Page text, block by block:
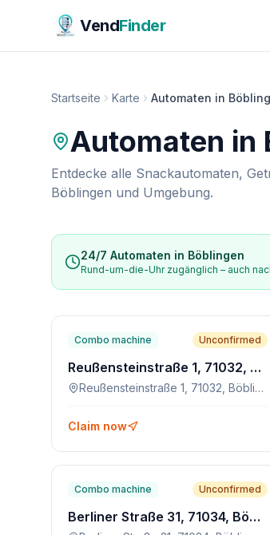
VendFinder
Startseite Karte Automaten in
Automaten in
Entdecke alle Snackautomaten,
Böblingen und Umgebung.
24/7 Automaten in Böblingen
Rund-um-die-Uhr zugänglich – auch
Combo machine Unconfirmed
Reußensteinstraße 1, 71032, Böblingen
Reußensteinstraße 1, 71032, Böblingen
Claim now
Combo machine Unconfirmed
Berliner Straße 31, 71034, Böblingen